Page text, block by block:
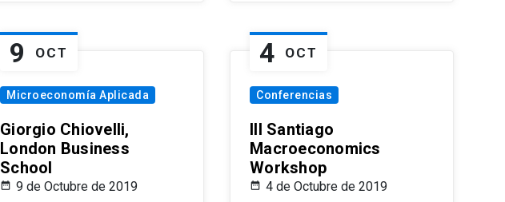
9 OCT
Microeconomía Aplicada
Giorgio Chiovelli,
London Business
School
9 de Octubre de 2019
4 OCT
Conferencias
III Santiago
Macroeconomics
Workshop
4 de Octubre de 2019